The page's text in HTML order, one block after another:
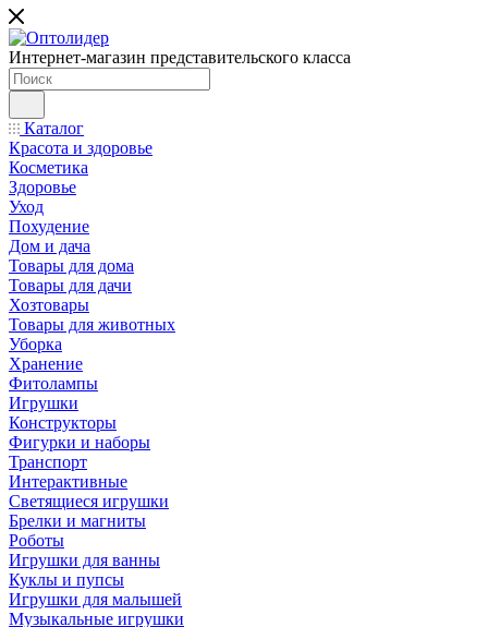
Интернет-магазин представительского класса
Каталог
Красота и здоровье
Косметика
Здоровье
Уход
Похудение
Дом и дача
Товары для дома
Товары для дачи
Хозтовары
Товары для животных
Уборка
Хранение
Фитолампы
Игрушки
Конструкторы
Фигурки и наборы
Транспорт
Интерактивные
Светящиеся игрушки
Брелки и магниты
Роботы
Игрушки для ванны
Куклы и пупсы
Игрушки для малышей
Музыкальные игрушки